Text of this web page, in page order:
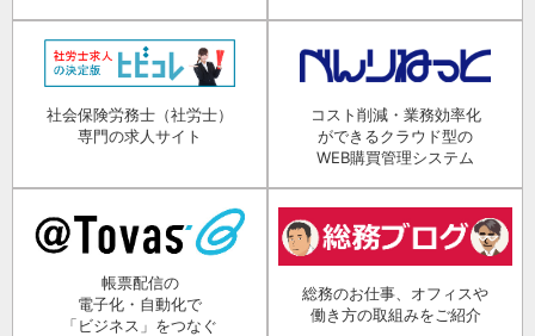
社会保険労務士（社労士）
専門の求人サイト
コスト削減・業務効率化
ができるクラウド型の
WEB購買管理システム
帳票配信の
電子化・自動化で
「ビジネス」をつなぐ
総務のお仕事、オフィスや
働き方の取組みをご紹介